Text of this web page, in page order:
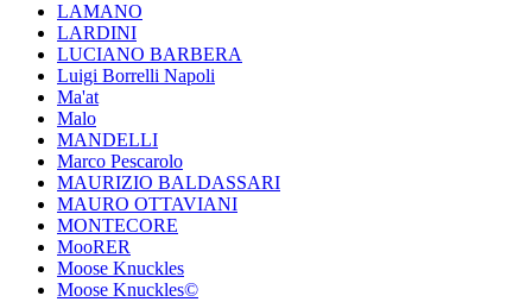
LAMANO
LARDINI
LUCIANO BARBERA
Luigi Borrelli Napoli
Ma'at
Malo
MANDELLI
Marco Pescarolo
MAURIZIO BALDASSARI
MAURO OTTAVIANI
MONTECORE
MooRER
Moose Knuckles
Moose Knuckles©️